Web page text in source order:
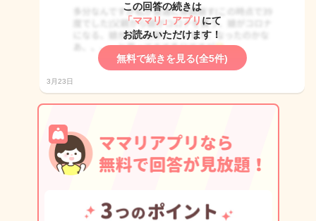
この回答の続きは
「ママリ」アプリ にて
お読みいただけます！
無料で続きを見る(全5件)
3月23日